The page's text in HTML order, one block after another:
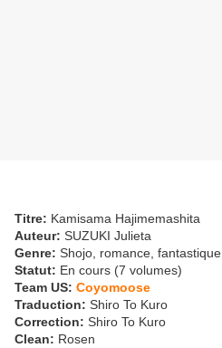
Titre: Kamisama Hajimemashita
Auteur: SUZUKI Julieta
Genre: Shojo, romance, fantastique
Statut: En cours (7 volumes)
Team US: Coyomoose
Traduction: Shiro To Kuro
Correction: Shiro To Kuro
Clean: Rosen